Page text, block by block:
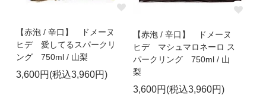
【赤泡 / 辛口】 ドメーヌ
ヒデ 愛してるスパークリ
ング 750ml / 山梨
3,600円(税込3,960円)
【赤泡 / 辛口】 ドメーヌ
ヒデ マシュマロネーロ ス
パークリング 750ml / 山
梨
3,600円(税込3,960円)